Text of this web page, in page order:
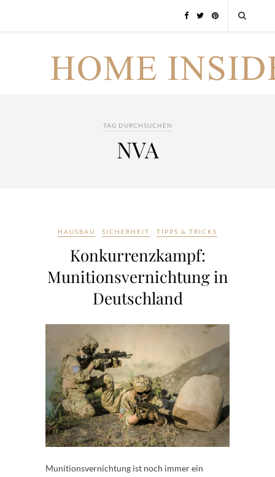
TAG DURCHSUCHEN
NVA
HAUSBAU SICHERHEIT TIPPS & TRICKS
Konkurrenzkampf:
Munitionsvernichtung in
Deutschland
Munitionsvernichtung ist noch immer ein